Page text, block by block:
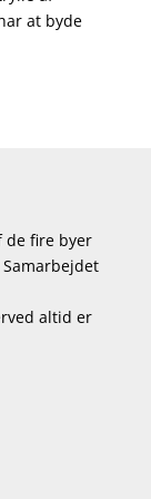
at byde
de fire byer
altid er